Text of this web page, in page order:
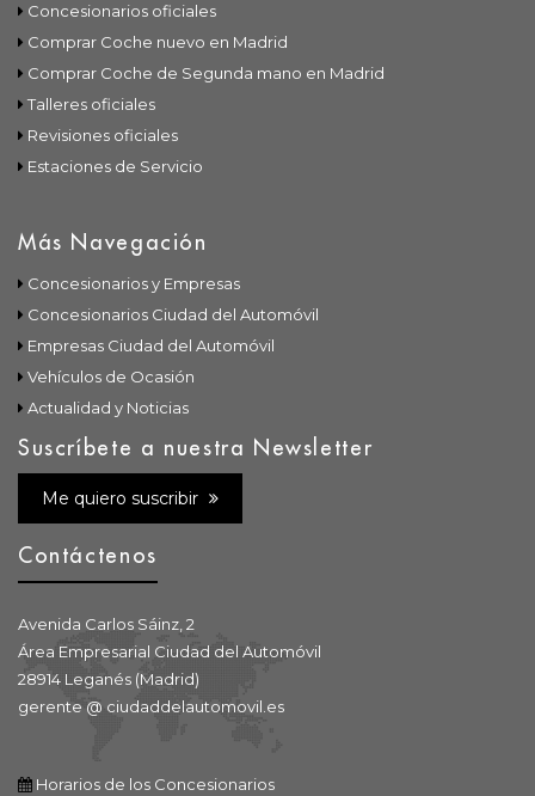
Concesionarios oficiales
Comprar Coche nuevo en Madrid
Comprar Coche de Segunda mano en Madrid
Talleres oficiales
Revisiones oficiales
Estaciones de Servicio
Más Navegación
Concesionarios y Empresas
Concesionarios Ciudad del Automóvil
Empresas Ciudad del Automóvil
Vehículos de Ocasión
Actualidad y Noticias
Suscríbete a nuestra Newsletter
Me quiero suscribir
Contáctenos
Avenida Carlos Sáinz, 2
Área Empresarial Ciudad del Automóvil
28914 Leganés (Madrid)
gerente @ ciudaddelautomovil.es
Horarios de los Concesionarios